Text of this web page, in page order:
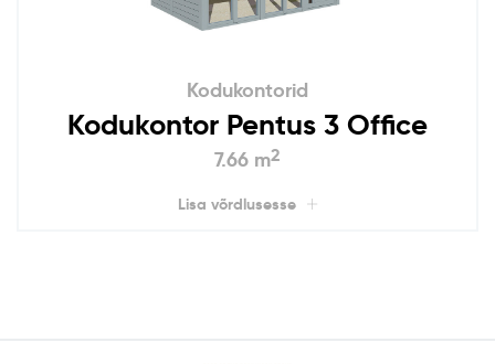
Kodukontorid
Kodukontor Pentus 3 Office
7.66 m2
Lisa võrdlusesse